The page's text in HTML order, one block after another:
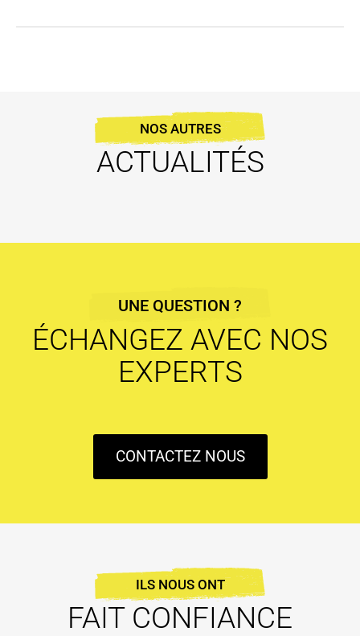
NOS AUTRES
ACTUALITÉS
UNE QUESTION ?
ÉCHANGEZ AVEC NOS
EXPERTS
CONTACTEZ NOUS
ILS NOUS ONT
FAIT CONFIANCE